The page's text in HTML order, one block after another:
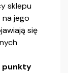
sklepu
jego
się
punkty